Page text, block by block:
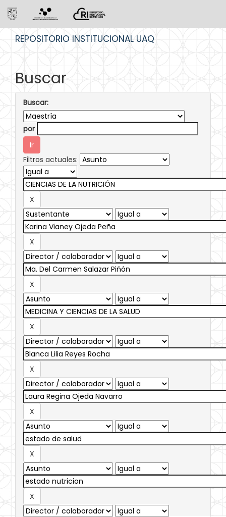
REPOSITORIO INSTITUCIONAL UAQ
Buscar
Buscar:
por
Filtros actuales: